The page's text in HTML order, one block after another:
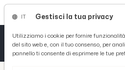
Gestisci la tua privacy
Utilizziamo i cookie per fornire
del sito web e, con il tuo consenso, per
pannello ti consente di esprimere le tue
Tutto News
Tutto Sport
Tutto Curiosità